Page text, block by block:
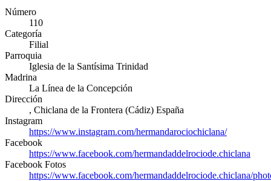
Número
110
Categoría
Filial
Parroquia
Iglesia de la Santísima Trinidad
Madrina
La Línea de la Concepción
Dirección
, Chiclana de la Frontera (Cádiz) España
Instagram
https://www.instagram.com/hermandarociochiclana/
Facebook
https://www.facebook.com/hermandaddelrociode.chiclana
Facebook Fotos
https://www.facebook.com/hermandaddelrociode.chiclana/